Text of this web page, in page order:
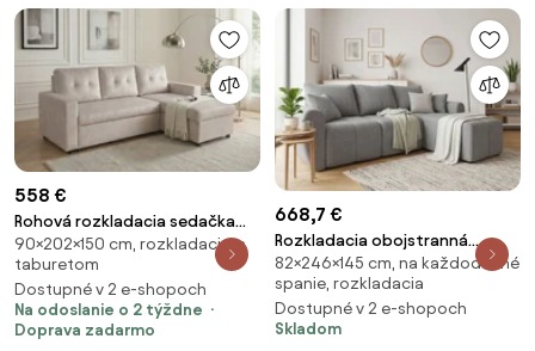
558 €
Rohová rozkladacia sedačka
Taregan 202 cm béžový zamat
90×202×150 cm, rozkladacia, s
taburetom
Dostupné v 2 e-shopoch
Na odoslanie o 2 týždne
Doprava zadarmo
668,7 €
Rozkladacia obojstranná
sedacia súprava do L SEVIO
246x145 cm, sivá + 2 vankúšiky
ZDARMA
82×246×145 cm, na každodenné
spanie, rozkladacia
Dostupné v 2 e-shopoch
Skladom